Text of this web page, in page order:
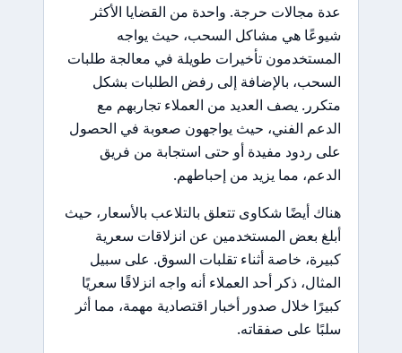
عدة مجالات حرجة. واحدة من القضايا الأكثر
شيوعًا هي مشاكل السحب، حيث يواجه
المستخدمون تأخيرات طويلة في معالجة طلبات
السحب، بالإضافة إلى رفض الطلبات بشكل
متكرر. يصف العديد من العملاء تجاربهم مع
الدعم الفني، حيث يواجهون صعوبة في الحصول
على ردود مفيدة أو حتى استجابة من فريق
الدعم، مما يزيد من إحباطهم.
هناك أيضًا شكاوى تتعلق بالتلاعب بالأسعار، حيث
أبلغ بعض المستخدمين عن انزلاقات سعرية
كبيرة، خاصة أثناء تقلبات السوق. على سبيل
المثال، ذكر أحد العملاء أنه واجه انزلاقًا سعريًا
كبيرًا خلال صدور أخبار اقتصادية مهمة، مما أثر
سلبًا على صفقاته.